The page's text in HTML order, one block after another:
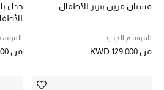
العناية بالشعر
الصحة والعافية
فستان مزين بترتر للأطفال
الموسم الجديد
منKWD 129.000
حذاء
من